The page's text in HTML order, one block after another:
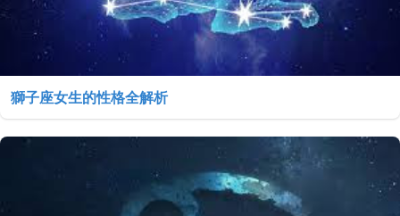
獅子座女生的性格全解析